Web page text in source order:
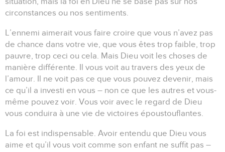
situation, mais la foi en Dieu ne se base pas sur nos
circonstances ou nos sentiments.
L’ennemi aimerait vous faire croire que vous n’avez pas
de chance dans votre vie, que vous êtes trop faible, trop
pauvre, trop ceci ou cela. Mais Dieu voit les choses de
manière différente.
Il vous voit au travers des yeux de
l’amour.
Il ne voit pas ce que vous pouvez devenir, mais
ce qu’il a investi en vous – non ce que les autres et vous-
même pouvez voir. Vous voir avec le regard de Dieu
vous conduira à une vie de victoires époustouflantes.
La foi est indispensable. Avoir entendu que Dieu vous
aime et qu’il vous voit comme son enfant ne suffit pas –